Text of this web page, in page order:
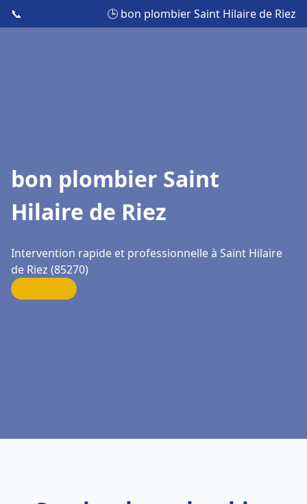
📞 🕒 bon plombier Saint Hilaire de Riez
bon plombier Saint
Hilaire de Riez
Intervention rapide et professionnelle à Saint Hilaire
de Riez (85270)